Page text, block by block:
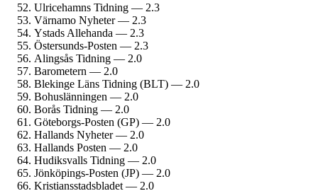
Ulricehamns Tidning — 2.3
Värnamo Nyheter — 2.3
Ystads Allehanda — 2.3
Östersunds-Posten — 2.3
Alingsås Tidning — 2.0
Barometern — 2.0
Blekinge Läns Tidning (BLT) — 2.0
Bohuslänningen — 2.0
Borås Tidning — 2.0
Göteborgs-Posten (GP) — 2.0
Hallands Nyheter — 2.0
Hallands Posten — 2.0
Hudiksvalls Tidning — 2.0
Jönköpings-Posten (JP) — 2.0
Kristiansstadsbladet — 2.0